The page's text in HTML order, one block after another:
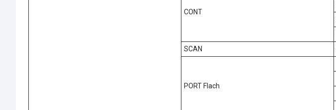
CONT
SCAN
PORT Flach